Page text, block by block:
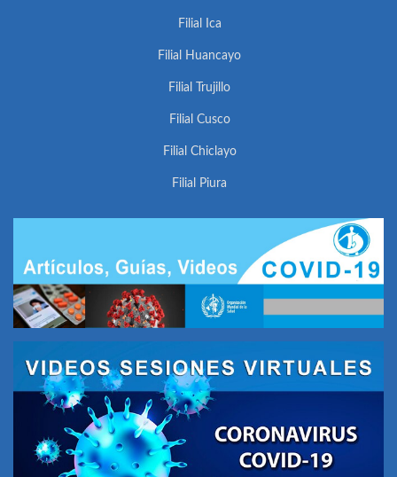
Filial Ica
Filial Huancayo
Filial Trujillo
Filial Cusco
Filial Chiclayo
Filial Piura